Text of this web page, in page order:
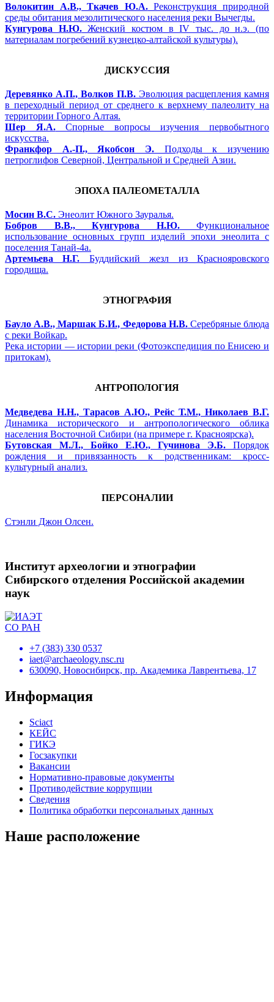
Волокитин А.В., Ткачев Ю.А.Реконструкция природной
среды обитания мезолитического населения реки Вычегды.
Кунгурова Н.Ю.Женский костюм в IV тыс. до н.э. (по
материалам погребений кузнецко-алтайской культуры).
ДИСКУССИЯ
Деревянко А.П., Волков П.В. Эволюция расщепления камня
в переходный период от среднего к верхнему палеолиту на
территории Горного Алтая.
Шер Я.А.Спорные вопросы изучения первобытного
искусства.
Франкфор А.-П., Якобсон Э. Подходы к изучению
петроглифов Северной, Центральной и Средней Азии.
ЭПОХА ПАЛЕОМЕТАЛЛА
Мосин В.С. Энеолит Южного Зауралья.
Бобров В.В., Кунгурова Н.Ю.Функциональное
использование основных групп изделий эпохи энеолита с
поселения Танай-4а.
Артемьева Н.Г. Буддийский жезл из Краснояровского
городища.
ЭТНОГРАФИЯ
Бауло А.В., Маршак Б.И., Федорова Н.В.Серебряные блюда
с реки Войкар.
Река истории — истории реки (Фотоэкспедиция по Енисею и
притокам).
АНТРОПОЛОГИЯ
Медведева Н.Н., Тарасов А.Ю., Рейс Т.М., Николаев В.Г.
Динамика исторического и антропологического облика
населения Восточной Сибири (на примере г. Красноярска).
Бутовская М.Л., Бойко Е.Ю., Гучинова Э.Б. Порядок
рождения и привязанность к родственникам: кросс-
культурный анализ.
ПЕРСОНАЛИИ
Стэнли Джон Олсен.
Институт археологии и этнографии
Сибирского отделения Российской академии
наук
+7 (383) 330 0537
iaet@archaeology.nsc.ru
630090, Новосибирск, пр. Академика Лаврентьева, 17
Информация
Sciact
КЕЙС
ГИКЭ
Госзакупки
Вакансии
Нормативно-правовые документы
Противодействие коррупции
Сведения
Политика обработки персональных данных
Наше расположение